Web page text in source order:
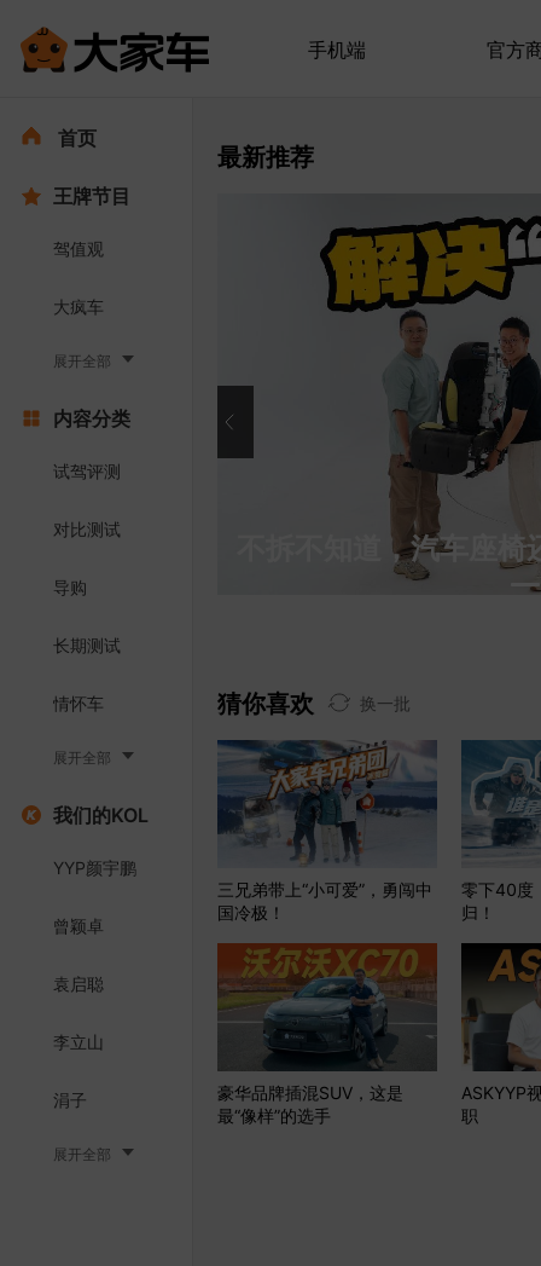
手机端 官方
首页
王牌节目
驾值观
大疯车
展开全部
内容分类
试驾评测
对比测试
导购
长期测试
情怀车
展开全部
我们的KOL
YYP颜宇鹏
曾颖卓
袁启聪
李立山
涓子
展开全部
最新推荐
4强了多少？ 不拆不知道，汽车座
猜你喜欢 换一批
三兄弟带上“小可爱”，勇闯中
国冷极！
零下40度
归！
豪华品牌插混SUV，这是
最“像样”的选手
ASKYYP
职